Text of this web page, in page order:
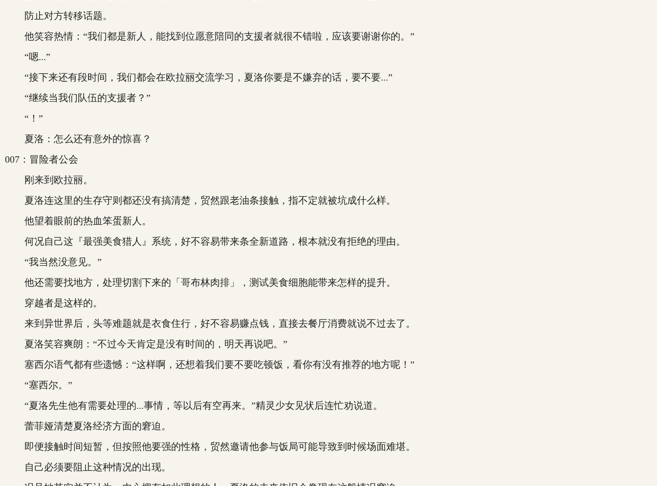
防止对方转移话题。
他笑容热情：“我们都是新人，能找到位愿意陪同的支援者就很不错啦，应该要谢谢你的。”
“嗯...”
“接下来还有段时间，我们都会在欧拉丽交流学习，夏洛你要是不嫌弃的话，要不要...”
“继续当我们队伍的支援者？”
“！”
夏洛：怎么还有意外的惊喜？
007：冒险者公会
刚来到欧拉丽。
夏洛连这里的生存守则都还没有搞清楚，贸然跟老油条接触，指不定就被坑成什么样。
他望着眼前的热血笨蛋新人。
何况自己这『最强美食猎人』系统，好不容易带来条全新道路，根本就没有拒绝的理由。
“我当然没意见。”
他还需要找地方，处理切割下来的「哥布林肉排」，测试美食细胞能带来怎样的提升。
穿越者是这样的。
来到异世界后，头等难题就是衣食住行，好不容易赚点钱，直接去餐厅消费就说不过去了。
夏洛笑容爽朗：“不过今天肯定是没有时间的，明天再说吧。”
塞西尔语气都有些遗憾：“这样啊，还想着我们要不要吃顿饭，看你有没有推荐的地方呢！”
“塞西尔。”
“夏洛先生他有需要处理的...事情，等以后有空再来。”精灵少女见状后连忙劝说道。
蕾菲娅清楚夏洛经济方面的窘迫。
即便接触时间短暂，但按照他要强的性格，贸然邀请他参与饭局可能导致到时候场面难堪。
自己必须要阻止这种情况的出现。